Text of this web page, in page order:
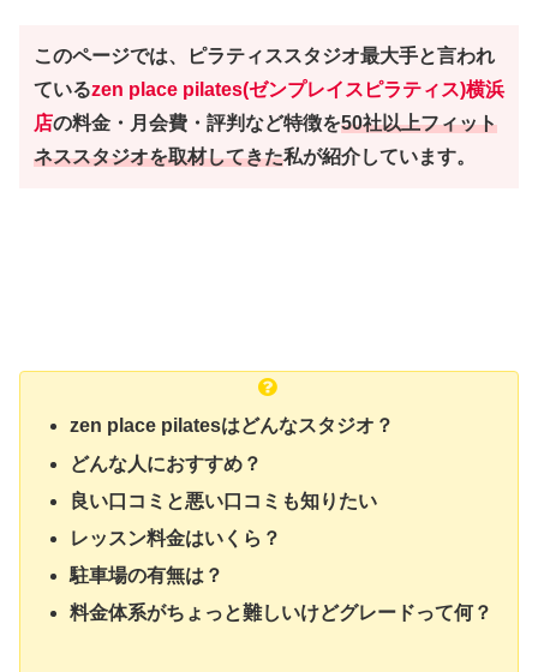
このページでは、ピラティススタジオ最大手と言われ
ているzen place pilates(ゼンプレイスピラティス)横浜
店の料金・月会費・評判など特徴を50社以上フィット
ネススタジオを取材してきた私が紹介しています。
zen place pilatesはどんなスタジオ？
どんな人におすすめ？
良い口コミと悪い口コミも知りたい
レッスン料金はいくら？
駐車場の有無は？
料金体系がちょっと難しいけどグレードって何？